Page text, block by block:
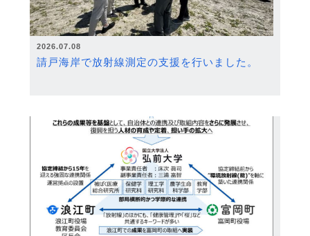
2026.07.08
請戸海岸で放射線測定の支援を行いました。